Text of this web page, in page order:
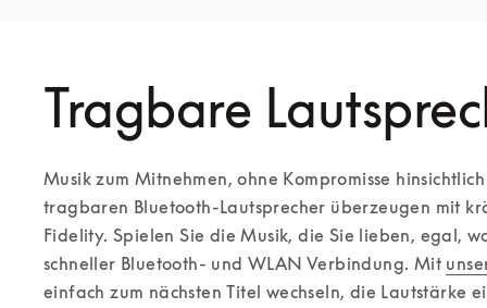
Tragbare
Musik zum Mitnehmen, ohne Kompromisse
tragbaren Bluetooth-Lautsprecher überzeugen mit
Fidelity. Spielen Sie die Musik, die Sie lieben, egal,
schneller Bluetooth- und WLAN Verbindung. Mit
einfach zum nächsten Titel wechseln, die Lautstärke